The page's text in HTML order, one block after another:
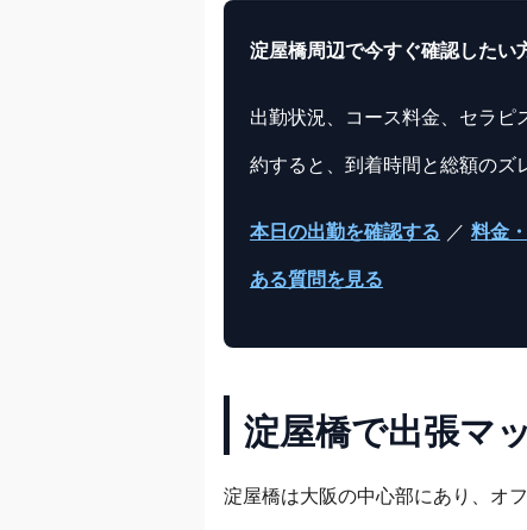
淀屋橋周辺で今すぐ確認したい
出勤状況、コース料金、セラ
約すると、到着時間と総額のズ
本日の出勤を確認する ／ 料金
ある質問を見る
淀屋橋で出張マ
淀屋橋は大阪の中心部にあり、オ